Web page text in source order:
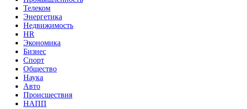
Телеком
Энергетика
Недвижимость
HR
Экономика
Бизнес
Спорт
Общество
Наука
Авто
Происшествия
НАПП